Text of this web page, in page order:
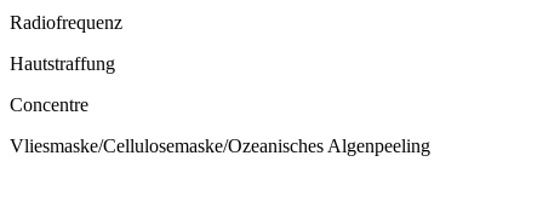
Radiofrequenz
Hautstraffung
Concentre
Vliesmaske/Cellulosemaske/Ozeanisches Algenpeeling